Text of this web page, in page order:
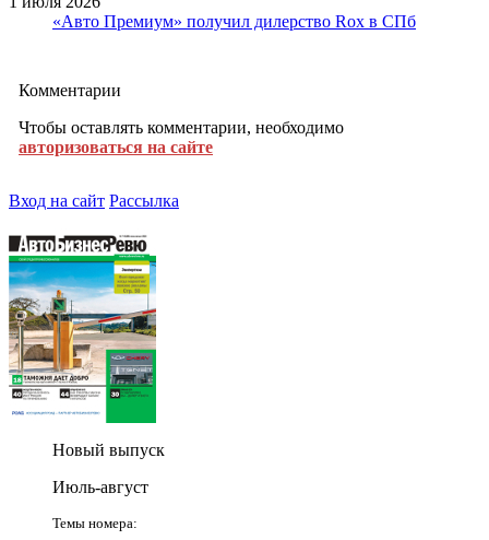
«Авто Премиум» получил дилерство Rox в СПб
Комментарии
Чтобы оставлять комментарии, необходимо
авторизоваться на сайте
Вход на сайт Рассылка
Новый выпуск
Июль-август
Темы номера: